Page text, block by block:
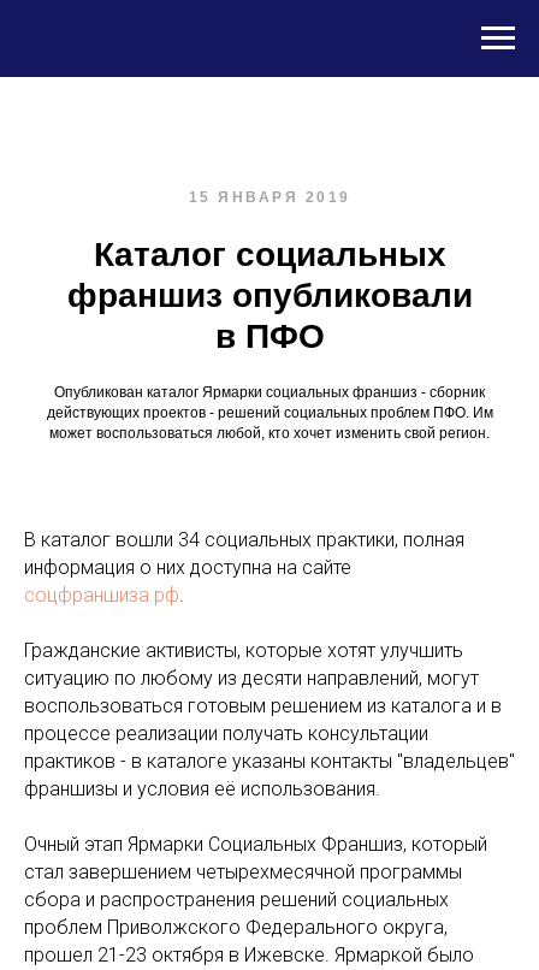
15 ЯНВАРЯ 2019
Каталог социальных
франшиз опубликовали
в ПФО
Опубликован каталог Ярмарки социальных франшиз - сборник
действующих проектов - решений социальных проблем ПФО. Им
может воспользоваться любой, кто хочет изменить свой регион.
В каталог вошли 34 социальных практики, полная
информация о них доступна на сайте
соцфраншиза.рф.
Гражданские активисты, которые хотят улучшить
ситуацию по любому из десяти направлений, могут
воспользоваться готовым решением из каталога и в
процессе реализации получать консультации
практиков - в каталоге указаны контакты "владельцев"
франшизы и условия её использования.
Очный этап Ярмарки Социальных Франшиз, который
стал завершением четырехмесячной программы
сбора и распространения решений социальных
проблем Приволжского Федерального округа,
прошел 21-23 октября в Ижевске. Ярмаркой было